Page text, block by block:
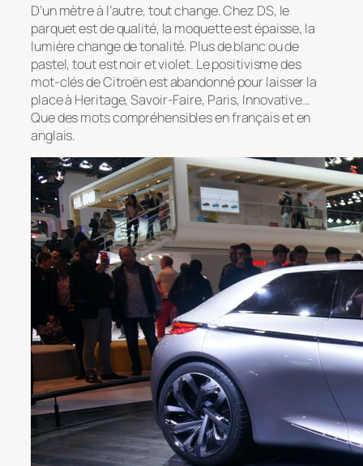
D’un mètre à l’autre, tout change. Chez DS, le
parquet est de qualité, la moquette est épaisse, la
lumière change de tonalité. Plus de blanc ou de
pastel, tout est noir et violet. Le positivisme des
mot-clés de Citroën est abandonné pour laisser la
place à Heritage, Savoir-Faire, Paris, Innovative…
Que des mots compréhensibles en français et en
anglais.